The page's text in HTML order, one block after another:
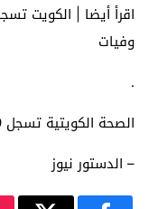
وفيات
.
الصحة الكويتية تسجل 1519 اصابة جديدة بكورونا و 8 وفيات
– الدستور نيوز